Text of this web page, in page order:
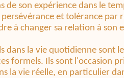
de son expérience dans le
et tolérance par
à changer sa relation à son
dans la vie quotidienne sont
formels. Ils sont l'occasion
la vie réelle, en particulier